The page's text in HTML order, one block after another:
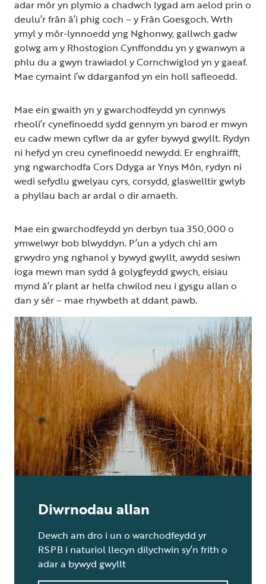
adar môr yn plymio a chadwch lygad am aelod prin o
deulu’r frân â’i phig coch – y Frân Goesgoch. Wrth
ymyl y môr-lynnoedd yng Nghonwy, gallwch gadw
golwg am y Rhostogion Cynffonddu yn y gwanwyn a
phlu du a gwyn trawiadol y Cornchwiglod yn y gaeaf.
Mae cymaint i’w ddarganfod yn ein holl safleoedd.
Mae ein gwaith yn y gwarchodfeydd yn cynnwys
rheoli’r cynefinoedd sydd gennym yn barod er mwyn
eu cadw mewn cyflwr da ar gyfer bywyd gwyllt. Rydyn
ni hefyd yn creu cynefinoedd newydd. Er enghraifft,
yng ngwarchodfa Cors Ddyga ar Ynys Môn, rydyn ni
wedi sefydlu gwelyau cyrs, corsydd, glaswelltir gwlyb
a phyllau bach ar ardal o dir amaeth.
Mae ein gwarchodfeydd yn derbyn tua 350,000 o
ymwelwyr bob blwyddyn. P’un a ydych chi am
grwydro yng nghanol y bywyd gwyllt, awydd sesiwn
ioga mewn man sydd â golygfeydd gwych, eisiau
mynd â’r plant ar helfa chwilod neu i gysgu allan o
dan y sêr – mae rhywbeth at ddant pawb.
Diwrnodau allan
Dewch am dro i un o warchodfeydd yr
RSPB i naturiol llecyn dilychwin sy’n frith o
adar a bywyd gwyllt